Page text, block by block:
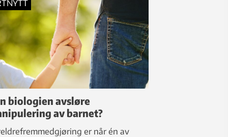
biologien avsløre
av barnet?
er når én av